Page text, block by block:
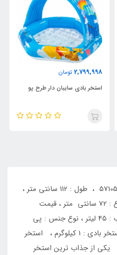
9,000,000 تومان
استخر بادی مستطیلی طرح ماشین
استخر بادی طرح زرافه کد 57105 ، طول : 112 سانتی متر ،
عرض : 91 سانتی متر ، ارتفاع : 72 سانتی متر ، قیمت
:3500000 تومان ، ظرفیت آب : 45 لیتر ، نوع جنس : پی
وی سی طرح چرم ، وزن استخر بادی : 1 کیلوگرم ، استخر
بادی طرح زرافه کد 57105 یکی از جذاب ترین استخر